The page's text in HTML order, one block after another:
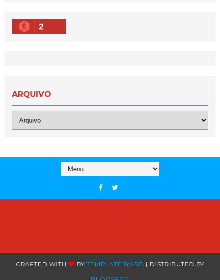
2
ARQUIVO
CRAFTED WITH BYTEMPLATESYARD | DISTRIBUTED BY